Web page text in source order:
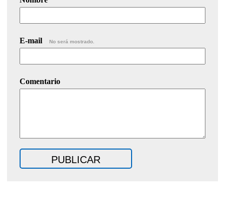
E-mail No será mostrado.
Comentario